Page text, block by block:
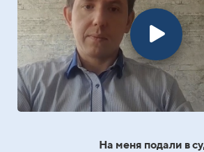
На меня подали в